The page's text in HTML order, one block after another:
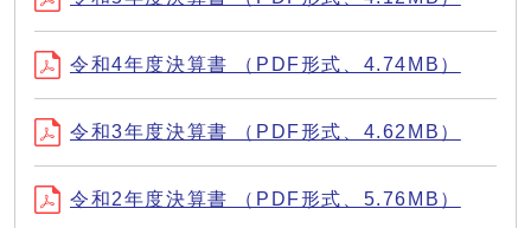
令和4年度決算書 （PDF形式、4.74MB）
令和3年度決算書 （PDF形式、4.62MB）
令和2年度決算書 （PDF形式、5.76MB）